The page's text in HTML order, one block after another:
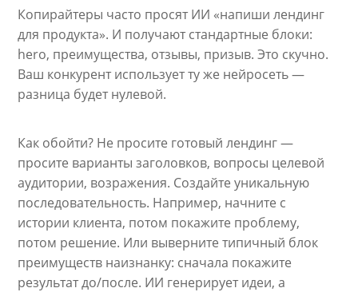
Копирайтеры часто просят ИИ «напиши лендинг
для продукта». И получают стандартные блоки:
hero, преимущества, отзывы, призыв. Это скучно.
Ваш конкурент использует ту же нейросеть —
разница будет нулевой.
Как обойти? Не просите готовый лендинг —
просите варианты заголовков, вопросы целевой
аудитории, возражения. Создайте уникальную
последовательность. Например, начните с
истории клиента, потом покажите проблему,
потом решение. Или выверните типичный блок
преимуществ наизнанку: сначала покажите
результат до/после. ИИ генерирует идеи, а